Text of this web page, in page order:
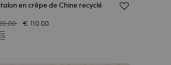
en crêpe de Chine recyclé
€ 110.00